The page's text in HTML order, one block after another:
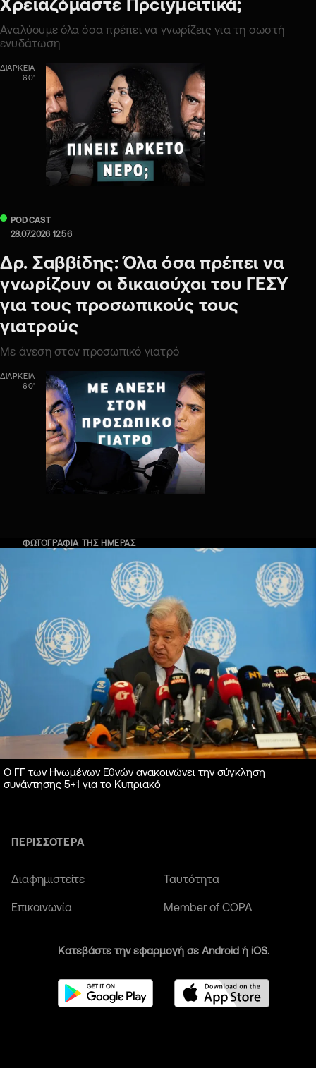
Αναλύουμε όλα όσα πρέπει να γνωρίζεις για τη σωστή
ενυδάτωση
ΔΙΑΡΚΕΙΑ
60'
PODCAST
28.07.2026 12:56
Δρ. Σαββίδης: Όλα όσα πρέπει να
γνωρίζουν οι δικαιούχοι του ΓΕΣΥ
για τους προσωπικούς τους
γιατρούς
Με άνεση στον προσωπικό γιατρό
ΔΙΑΡΚΕΙΑ
60'
ΦΩΤΟΓΡΑΦΙΑ ΤΗΣ ΗΜΕΡΑΣ
Ο ΓΓ των Ηνωμένων Εθνών ανακοινώνει την σύγκληση
συνάντησης 5+1 για το Κυπριακό
ΠΕΡΙΣΣΟΤΕΡΑ
Διαφημιστείτε Ταυτότητα
Επικοινωνία Member of COPA
Κατεβάστε την εφαρμογή σε Android ή iOS.